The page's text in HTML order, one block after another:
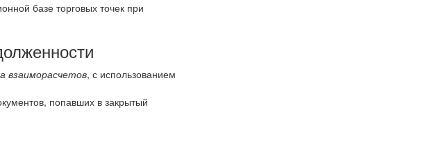
базе торговых точек при
взаиморасчетов, с использованием
попавших в закрытый